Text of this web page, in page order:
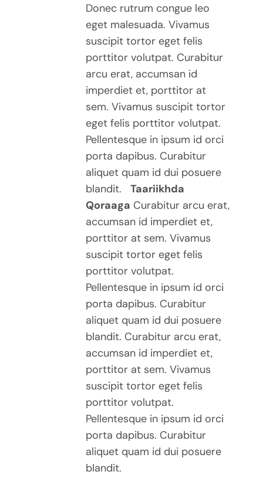
Donec rutrum congue leo
eget malesuada. Vivamus
suscipit tortor eget felis
porttitor volutpat. Curabitur
arcu erat, accumsan id
imperdiet et, porttitor at
sem. Vivamus suscipit tortor
eget felis porttitor volutpat.
Pellentesque in ipsum id orci
porta dapibus. Curabitur
aliquet quam id dui posuere
blandit.Taariikhda
Qoraaga Curabitur arcu erat,
accumsan id imperdiet et,
porttitor at sem. Vivamus
suscipit tortor eget felis
porttitor volutpat.
Pellentesque in ipsum id orci
porta dapibus. Curabitur
aliquet quam id dui posuere
blandit. Curabitur arcu erat,
accumsan id imperdiet et,
porttitor at sem. Vivamus
suscipit tortor eget felis
porttitor volutpat.
Pellentesque in ipsum id orci
porta dapibus. Curabitur
aliquet quam id dui posuere
blandit.